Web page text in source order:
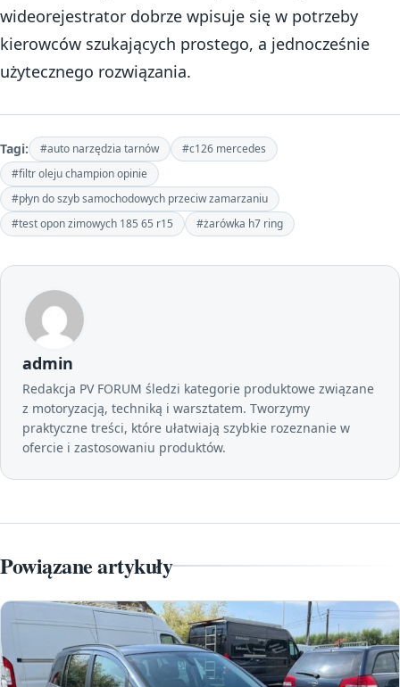
wideorejestrator dobrze wpisuje się w potrzeby
kierowców szukających prostego, a jednocześnie
użytecznego rozwiązania.
Tagi: #auto narzędzia tarnów
#c126 mercedes
#filtr oleju champion opinie
#płyn do szyb samochodowych przeciw zamarzaniu
#test opon zimowych 185 65 r15
#żarówka h7 ring
admin
Redakcja PV FORUM śledzi kategorie produktowe związane
z motoryzacją, techniką i warsztatem. Tworzymy
praktyczne treści, które ułatwiają szybkie rozeznanie w
ofercie i zastosowaniu produktów.
Powiązane artykuły